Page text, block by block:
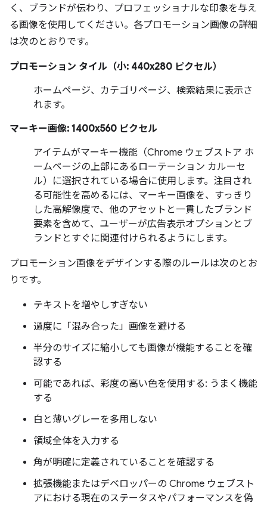
く、ブランドが伝わり、プロフェッショナルな印象を与え
る画像を使用してください。各プロモーション画像の詳細
は次のとおりです。
プロモーション タイル（小: 440x280 ピクセル）
ホームページ、カテゴリページ、検索結果に表示さ
れます。
マーキー画像: 1400x560 ピクセル
アイテムがマーキー機能（Chrome ウェブストア ホ
ームページの上部にあるローテーション カルーセ
ル）に選択されている場合に使用します。注目され
る可能性を高めるには、マーキー画像を、すっきり
した高解像度で、他のアセットと一貫したブランド
要素を含めて、ユーザーが広告表示オプションとブ
ランドとすぐに関連付けられるようにします。
プロモーション画像をデザインする際のルールは次のとお
りです。
テキストを増やしすぎない
過度に「混み合った」画像を避ける
半分のサイズに縮小しても画像が機能することを確
認する
可能であれば、彩度の高い色を使用する: うまく機能
する
白と薄いグレーを多用しない
領域全体を入力する
角が明確に定義されていることを確認する
拡張機能またはデベロッパーの Chrome ウェブスト
アにおける現在のステータスやパフォーマンスを偽